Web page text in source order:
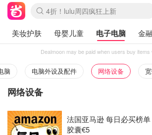
4折！lulu周四疯狂上新
还没结束！&OtherStories大促
Joybuy变相75折 随时失效
疑似霸哥！Camper额外叠85折
Zalando 奥莱闪促！每日更新
Moncler反季囤！5折起+叠9折
美妆护肤 母婴儿童 电子电脑 金
Dealmoon may be paid when users buy items
脑 电脑外设及配件 网络设备
网络设备
法国亚马逊 每日必买榜
胶囊€5